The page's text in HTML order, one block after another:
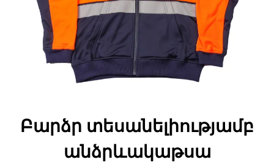
Բարձր տեսանելիությամբ
անձրևակաթսա